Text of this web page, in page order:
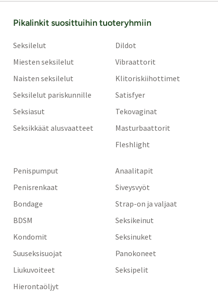
Pikalinkit suosittuihin tuoteryhmiin
Seksilelut
Miesten seksilelut
Naisten seksilelut
Seksilelut pariskunnille
Seksiasut
Seksikkäät alusvaatteet
Dildot
Vibraattorit
Klitoriskiihottimet
Satisfyer
Tekovaginat
Masturbaattorit
Fleshlight
Penispumput
Penisrenkaat
Bondage
BDSM
Kondomit
Suuseksisuojat
Liukuvoiteet
Hierontaöljyt
Anaalitapit
Siveysvyöt
Strap-on ja valjaat
Seksikeinut
Seksinuket
Panokoneet
Seksipelit